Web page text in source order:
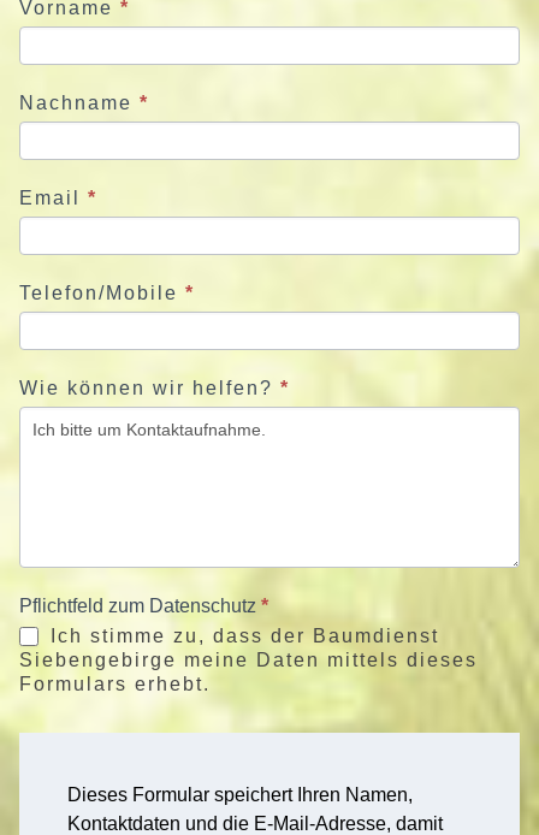
n
s
e
t
Vorname *
Nachname *
Email *
Telefon/Mobile *
Wie können wir helfen? *
Pflichtfeld zum Datenschutz *
Ich stimme zu, dass der Baumdienst
Siebengebirge meine Daten mittels dieses
Formulars erhebt.
Dieses Formular speichert Ihren Namen,
Kontaktdaten und die E-Mail-Adresse, damit